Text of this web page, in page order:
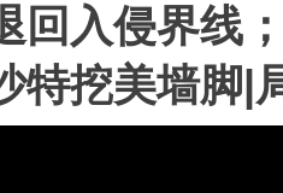
回入侵界线
特挖美墙脚|